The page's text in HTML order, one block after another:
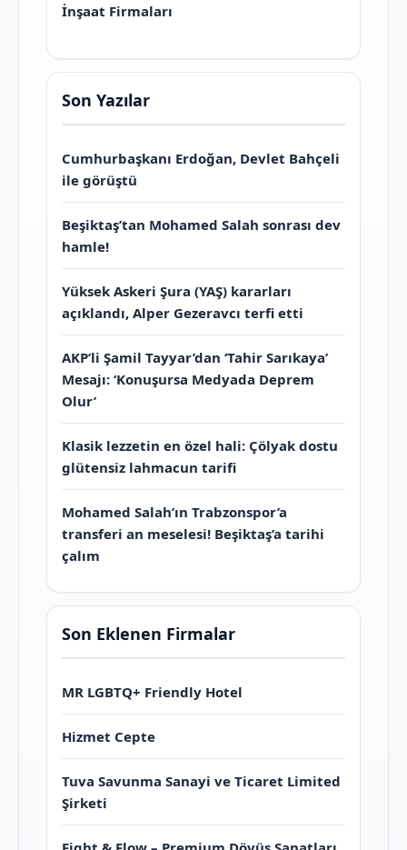
İnşaat Firmaları
Son Yazılar
Cumhurbaşkanı Erdoğan, Devlet Bahçeli
ile görüştü
Beşiktaş’tan Mohamed Salah sonrası dev
hamle!
Yüksek Askeri Şura (YAŞ) kararları
açıklandı, Alper Gezeravcı terfi etti
AKP’li Şamil Tayyar’dan ‘Tahir Sarıkaya’
Mesajı: ‘Konuşursa Medyada Deprem
Olur’
Klasik lezzetin en özel hali: Çölyak dostu
glütensiz lahmacun tarifi
Mohamed Salah’ın Trabzonspor’a
transferi an meselesi! Beşiktaş’a tarihi
çalım
Son Eklenen Firmalar
MR LGBTQ+ Friendly Hotel
Hizmet Cepte
Tuva Savunma Sanayi ve Ticaret Limited
Şirketi